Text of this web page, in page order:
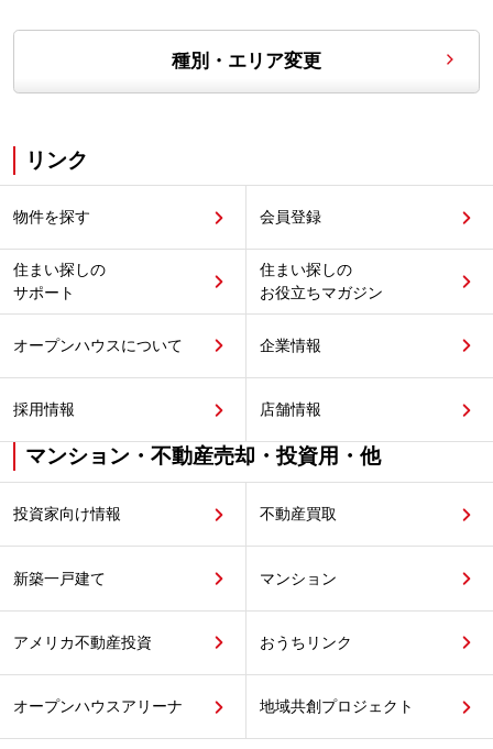
種別・エリア変更
リンク
物件を探す 会員登録
住まい探しの
サポート
住まい探しの
お役立ちマガジン
オープンハウスについて 企業情報
採用情報 店舗情報
マンション・不動産売却・投資用・他
投資家向け情報 不動産買取
新築一戸建て マンション
アメリカ不動産投資 おうちリンク
オープンハウスアリーナ 地域共創プロジェクト